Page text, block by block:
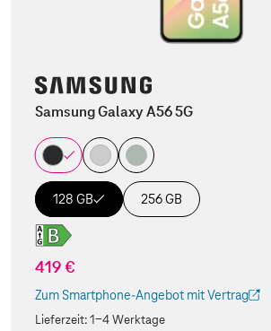
Samsung Galaxy A56 5G
128 GB 256 GB
419 €
Zum Smartphone-Angebot mit Vertrag
(Der Link wird in einem neuen Tab geöffnet)
Lieferzeit:1-4 Werktage